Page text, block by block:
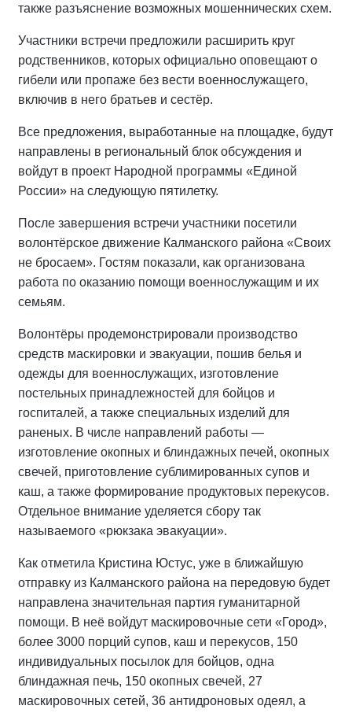
также разъяснение возможных мошеннических схем.
Участники встречи предложили расширить круг
родственников, которых официально оповещают о
гибели или пропаже без вести военнослужащего,
включив в него братьев и сестёр.
Все предложения, выработанные на площадке, будут
направлены в региональный блок обсуждения и
войдут в проект Народной программы «Единой
России» на следующую пятилетку.
После завершения встречи участники посетили
волонтёрское движение Калманского района «Своих
не бросаем». Гостям показали, как организована
работа по оказанию помощи военнослужащим и их
семьям.
Волонтёры продемонстрировали производство
средств маскировки и эвакуации, пошив белья и
одежды для военнослужащих, изготовление
постельных принадлежностей для бойцов и
госпиталей, а также специальных изделий для
раненых. В числе направлений работы —
изготовление окопных и блиндажных печей, окопных
свечей, приготовление сублимированных супов и
каш, а также формирование продуктовых перекусов.
Отдельное внимание уделяется сбору так
называемого «рюкзака эвакуации».
Как отметила Кристина Юстус, уже в ближайшую
отправку из Калманского района на передовую будет
направлена значительная партия гуманитарной
помощи. В неё войдут маскировочные сети «Город»,
более 3000 порций супов, каш и перекусов, 150
индивидуальных посылок для бойцов, одна
блиндажная печь, 150 окопных свечей, 27
маскировочных сетей, 36 антидроновых одеял, а